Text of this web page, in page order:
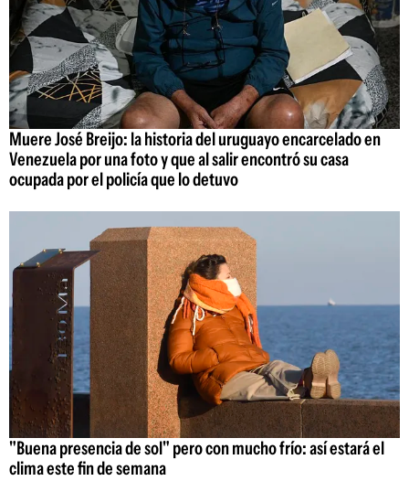
Muere José Breijo: la historia del uruguayo encarcelado en
Venezuela por una foto y que al salir encontró su casa
ocupada por el policía que lo detuvo
"Buena presencia de sol" pero con mucho frío: así estará el
clima este fin de semana